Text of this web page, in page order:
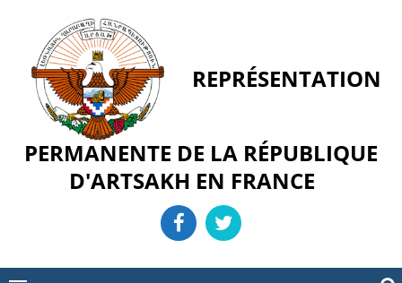
content
REPRÉSENTATION
PERMANENTE DE LA RÉPUBLIQUE
D'ARTSAKH EN FRANCE